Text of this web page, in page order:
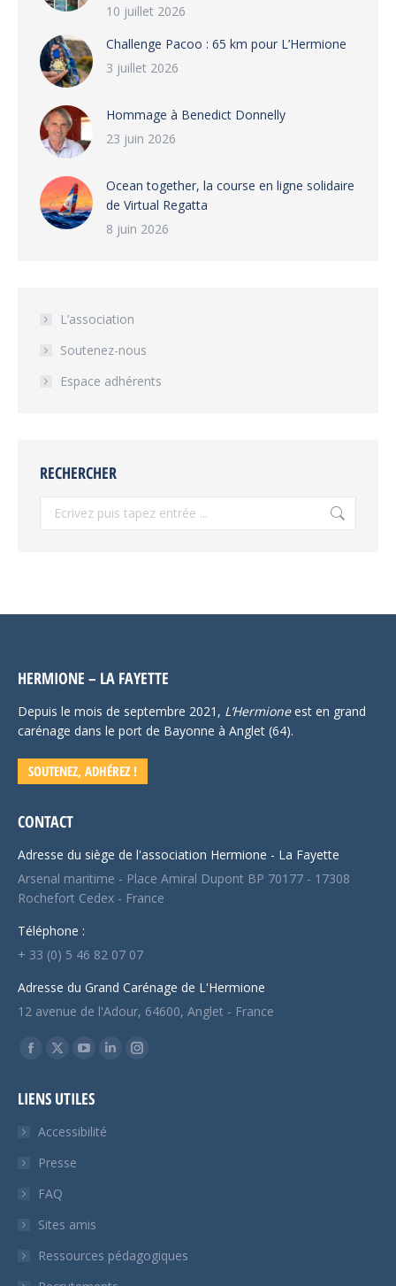
10 juillet 2026
Challenge Pacoo : 65 km pour L’Hermione
3 juillet 2026
Hommage à Benedict Donnelly
23 juin 2026
Ocean together, la course en ligne solidaire
de Virtual Regatta
8 juin 2026
L’association
Soutenez-nous
Espace adhérents
RECHERCHER
Recherche
:
HERMIONE – LA FAYETTE
Depuis le mois de septembre 2021, L’Hermioneest en grand
carénage dans le port de Bayonne à Anglet (64).
SOUTENEZ, ADHÉREZ !
CONTACT
Adresse du siège de l'association Hermione - La Fayette
Arsenal maritime - Place Amiral Dupont BP 70177 - 17308
Rochefort Cedex - France
Téléphone :
+ 33 (0) 5 46 82 07 07
Adresse du Grand Carénage de L'Hermione
12 avenue de l'Adour, 64600, Anglet - France
Trouvez nous sur :
Facebook
opens
in
X
opens
in
YouTube
opens
in
LinkedInInstagram
LIENS UTILES
Accessibilité
Presse
FAQ
Sites amis
Ressources pédagogiques